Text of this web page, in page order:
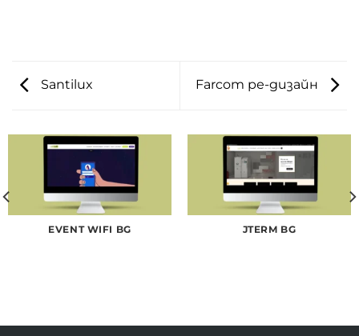
Santilux Farcom ре-дизайн
EVENT WIFI BG JTERM BG